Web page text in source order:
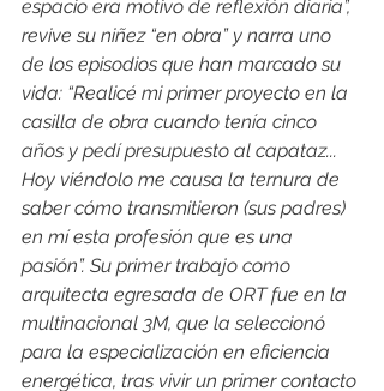
espacio era motivo de reflexión diaria”,
revive su niñez “en obra” y narra uno
de los episodios que han marcado su
vida: “Realicé mi primer proyecto en la
casilla de obra cuando tenía cinco
años y pedí presupuesto al capataz...
Hoy viéndolo me causa la ternura de
saber cómo transmitieron (sus padres)
en mí esta profesión que es una
pasión”. Su primer trabajo como
arquitecta egresada de ORT fue en la
multinacional 3M, que la seleccionó
para la especialización en eficiencia
energética, tras vivir un primer contacto